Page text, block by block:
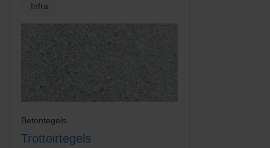
Infra
Betontegels
Trottoirtegels